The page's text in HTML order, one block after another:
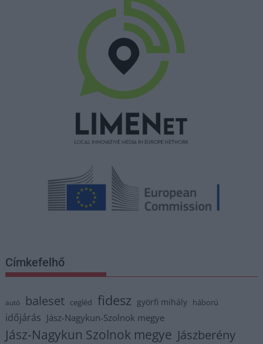
Címkefelhő
autó baleset cegléd fidesz györfi mihály háború
időjárás Jász-Nagykun-Szolnok megye
Jász-Nagykun Szolnok megye Jászberény